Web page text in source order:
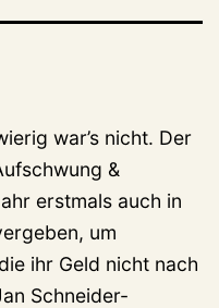
war’s nicht. Der
&
erstmals auch in
um
ihr Geld nicht nach
Schneider-